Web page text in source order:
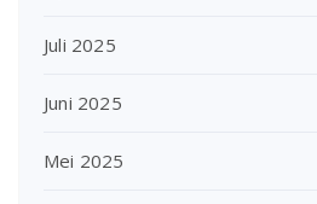
Juli 2025
Juni 2025
Mei 2025